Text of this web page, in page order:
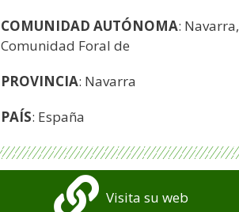
COMUNIDAD AUTÓNOMA: Navarra,
Comunidad Foral de
PROVINCIA: Navarra
PAÍS: España
Visita su web